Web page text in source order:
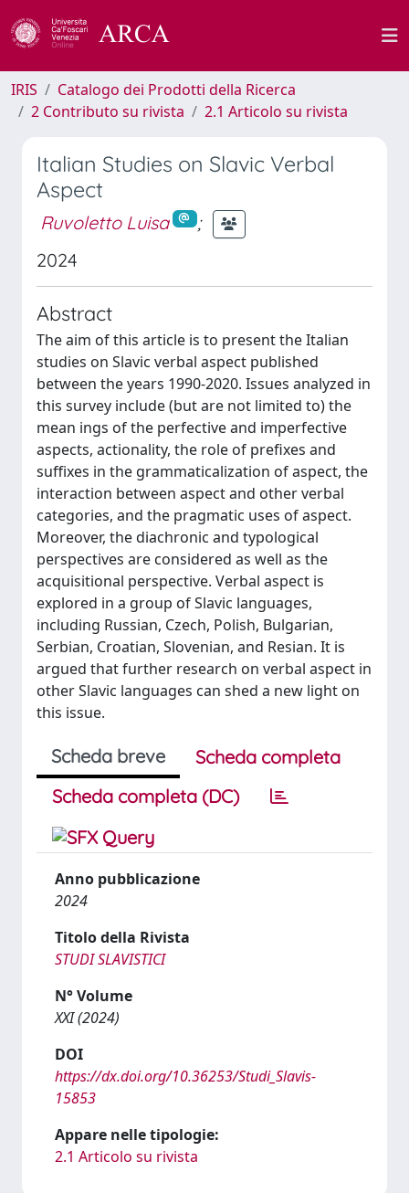
IRIS
Catalogo dei Prodotti della Ricerca
2 Contributo su rivista
2.1 Articolo su rivista
Italian Studies on Slavic Verbal
Aspect
Ruvoletto Luisa
;
2024
Abstract
The aim of this article is to present the Italian
studies on Slavic verbal aspect published
between the years 1990-2020. Issues analyzed in
this survey include (but are not limited to) the
mean ings of the perfective and imperfective
aspects, actionality, the role of prefixes and
suffixes in the grammaticalization of aspect, the
interaction between aspect and other verbal
categories, and the pragmatic uses of aspect.
Moreover, the diachronic and typological
perspectives are considered as well as the
acquisitional perspective. Verbal aspect is
explored in a group of Slavic languages,
including Russian, Czech, Polish, Bulgarian,
Serbian, Croatian, Slovenian, and Resian. It is
argued that further research on verbal aspect in
other Slavic languages can shed a new light on
this issue.
Scheda breve
Scheda completa
Scheda completa (DC)
Anno pubblicazione
2024
Titolo della Rivista
STUDI SLAVISTICI
N° Volume
XXI (2024)
DOI
https://dx.doi.org/10.36253/Studi_Slavis-
15853
Appare nelle tipologie:
2.1 Articolo su rivista